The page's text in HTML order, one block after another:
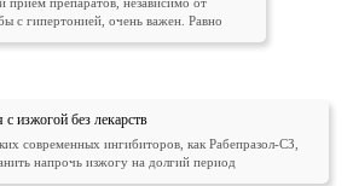
с гипертонией, очень важен. Равно
с изжогой без лекарств
современных ингибиторов, как Рабепразол-СЗ,
напрочь изжогу на долгий период